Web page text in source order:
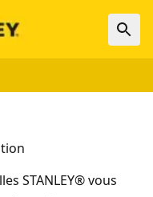
STANLEY® vous